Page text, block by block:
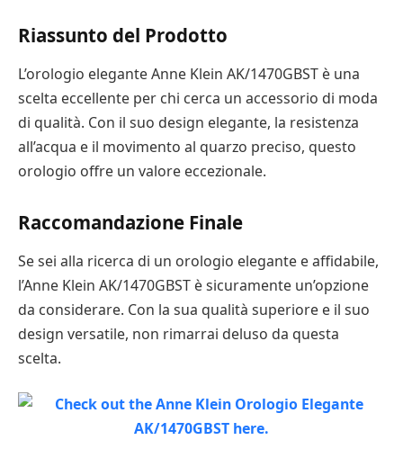
Riassunto del Prodotto
L’orologio elegante Anne Klein AK/1470GBST è una
scelta eccellente per chi cerca un accessorio di moda
di qualità. Con il suo design elegante, la resistenza
all’acqua e il movimento al quarzo preciso, questo
orologio offre un valore eccezionale.
Raccomandazione Finale
Se sei alla ricerca di un orologio elegante e affidabile,
l’Anne Klein AK/1470GBST è sicuramente un’opzione
da considerare. Con la sua qualità superiore e il suo
design versatile, non rimarrai deluso da questa
scelta.